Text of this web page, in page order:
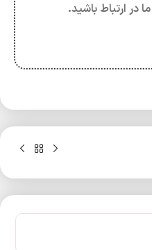
در ارتباط باشید.